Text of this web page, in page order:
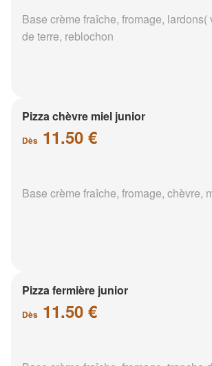
Base crème fraîche, fromage, lardons(
de terre, reblochon
Pizza chèvre miel junior
Dès 11.50 €
Base crème fraîche, fromage, chèvre,
Pizza fermière junior
Dès 11.50 €